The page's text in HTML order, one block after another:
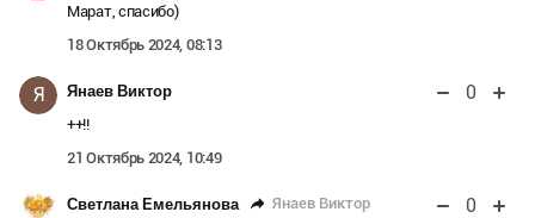
Марат, спасибо)
18 Октябрь 2024, 08:13
Я Янаев Виктор 0
++!!
21 Октябрь 2024, 10:49
Светлана Емельянова Янаев Виктор 0